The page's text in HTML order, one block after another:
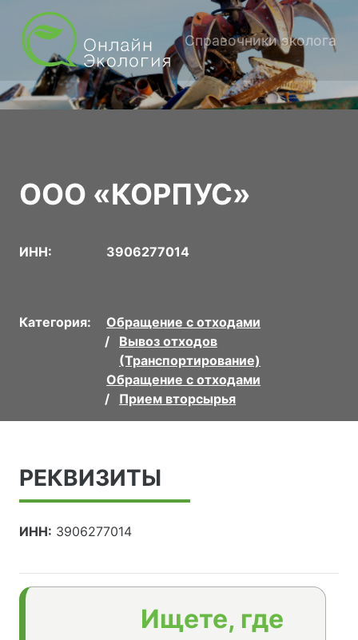
Справочники эколога
ООО «КОРПУС»
ИНН: 3906277014
Категория:
Обращение с отходами
Вывоз отходов
(Транспортирование)
Обращение с отходами
Прием вторсырья
РЕКВИЗИТЫ
ИНН: 3906277014
Ищете, где